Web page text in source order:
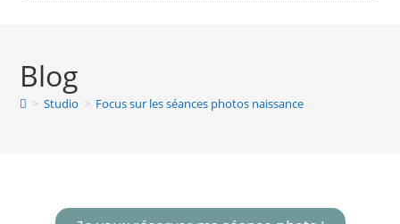
Blog
> Studio > Focus sur les séances photos naissance